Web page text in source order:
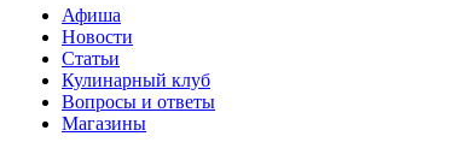
Афиша
Новости
Статьи
Кулинарный клуб
Вопросы и ответы
Магазины